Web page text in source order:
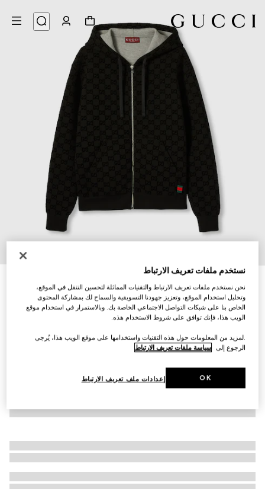
سويت شيرت مزوّد بسحّاب من الجيرسي مزيّن بطبعات
€ 1.865
نستخدم ملفات تعريف الارتباط
نحن نستخدم ملفات تعريف الارتباط والتقنيات المماثلة لتحسين التنقل في الموقع،
وتحليل استخدام الموقع، وتعزيز جهودنا التسويقية والسماح لك بمشاركة المحتوى
الخاص بنا على شبكات التواصل الاجتماعي الخاصة بك. وبالاستمرار في استخدام موقع
الويب هذا، فإنك توافق على شروط الاستخدام هذه.
.لمزيد من المعلومات حول هذه التقنيات واستخدامها على موقع الويب هذا، يُرجى
الرجوع إلى سياسة ملفات تعريف الارتباط
إعدادات ملف تعريف الارتباط OK